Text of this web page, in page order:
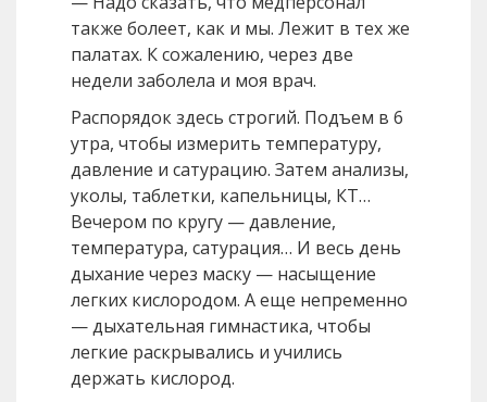
также болеет, как и мы. Лежит в тех же
палатах. К сожалению, через две
недели заболела и моя врач.
Распорядок здесь строгий. Подъем в 6
утра, чтобы измерить температуру,
давление и сатурацию. Затем анализы,
уколы, таблетки, капельницы, КТ…
Вечером по кругу — давление,
температура, сатурация… И весь день
дыхание через маску — насыщение
легких кислородом. А еще непременно
— дыхательная гимнастика, чтобы
легкие раскрывались и учились
держать кислород.